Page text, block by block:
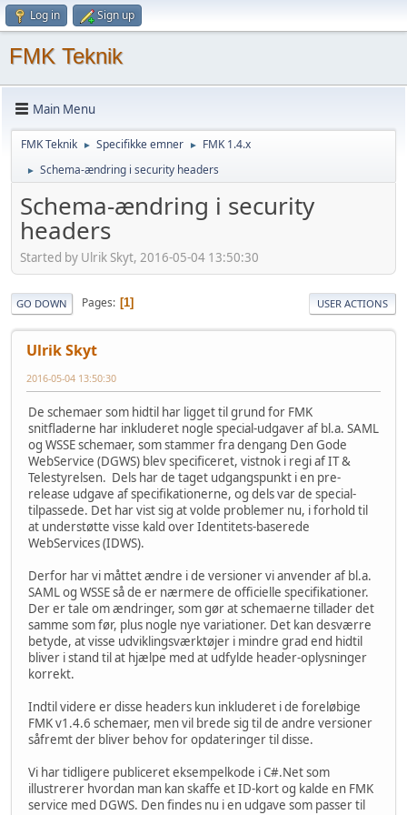
Log in Sign up
FMK Teknik
Main Menu
FMK Teknik ► Specifikke emner ► FMK 1.4.x
► Schema-ændring i security headers
Schema-ændring i security
headers
Started by Ulrik Skyt, 2016-05-04 13:50:30
GO DOWN Pages 1 USER ACTIONS
Ulrik Skyt
2016-05-04 13:50:30
De schemaer som hidtil har ligget til grund for FMK
snitfladerne har inkluderet nogle special-udgaver af bl.a. SAML
og WSSE schemaer, som stammer fra dengang Den Gode
WebService (DGWS) blev specificeret, vistnok i regi af IT &
Telestyrelsen. Dels har de taget udgangspunkt i en pre-
release udgave af specifikationerne, og dels var de special-
tilpassede. Det har vist sig at volde problemer nu, i forhold til
at understøtte visse kald over Identitets-baserede
WebServices (IDWS).
Derfor har vi måttet ændre i de versioner vi anvender af bl.a.
SAML og WSSE så de er nærmere de officielle specifikationer.
Der er tale om ændringer, som gør at schemaerne tillader det
samme som før, plus nogle nye variationer. Det kan desværre
betyde, at visse udviklingsværktøjer i mindre grad end hidtil
bliver i stand til at hjælpe med at udfylde header-oplysninger
korrekt.
Indtil videre er disse headers kun inkluderet i de foreløbige
FMK v1.4.6 schemaer, men vil brede sig til de andre versioner
såfremt der bliver behov for opdateringer til disse.
Vi har tidligere publiceret eksempelkode i C#.Net som
illustrerer hvordan man kan skaffe et ID-kort og kalde en FMK
service med DGWS. Den findes nu i en udgave som passer til